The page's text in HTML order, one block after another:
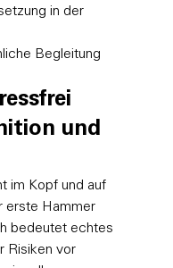
in der
Begleitung
und
im Kopf und auf
erste Hammer
bedeutet echtes
Risiken vor